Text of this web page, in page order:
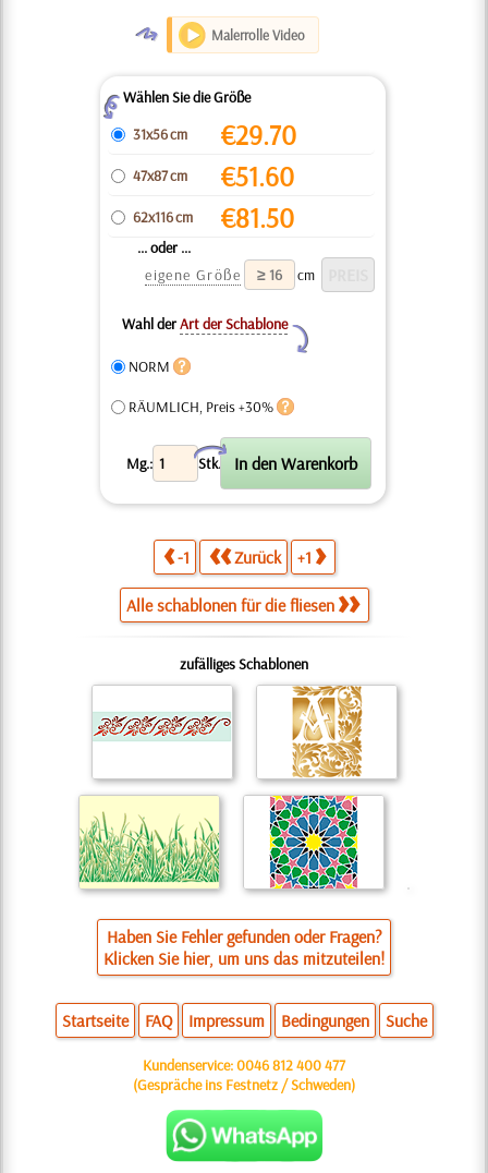
O Malerrolle Video
ZWählen Sie die Größe
31x56 cm
€29.70
47x87 cm €51.60
62x116 cm €81.50
... oder ...
eigene Größe
cm
Wahl derArt der Schablone
Y
NORM
RÄUMLICH, Preis +30%
Mg.: Stk.
X
-1 Zurück +1
Alle schablonen für die fliesen
zufälliges Schablonen
Haben Sie Fehler gefunden oder Fragen?
Klicken Sie hier, um uns das mitzuteilen!
Startseite FAQ Impressum Bedingungen Suche
Kundenservice:0046 812 400 477
(Gespräche ins Festnetz / Schweden)